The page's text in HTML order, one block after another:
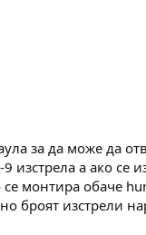
за да може да
изстрела а ако се
монтира обаче
броят изстрели